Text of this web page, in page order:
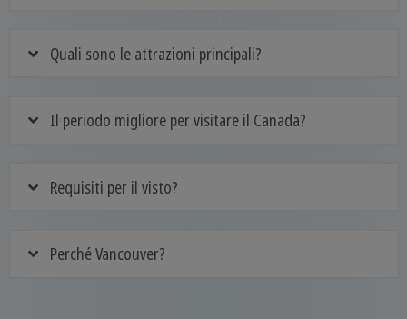
Quali sono le attrazioni principali?
Il periodo migliore per visitare il Canada?
Requisiti per il visto?
Perché Vancouver?